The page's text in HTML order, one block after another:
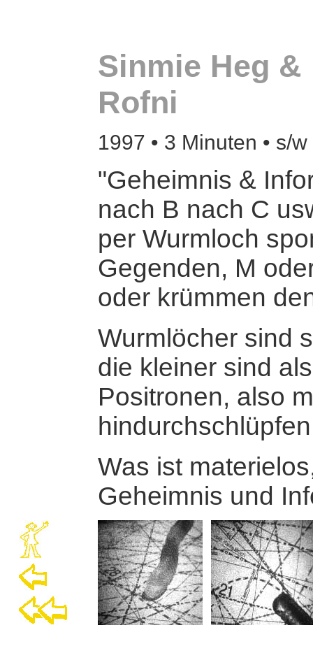
Sinmie Heg &
Rofni
1997 • 3 Minuten • s/
"Geheimnis &
nach B nach C
per Wurmloch
Gegenden, M
oder krümmen
Wurmlöcher sind
die kleiner sind
Positronen, also
Was ist
Geheimnis und